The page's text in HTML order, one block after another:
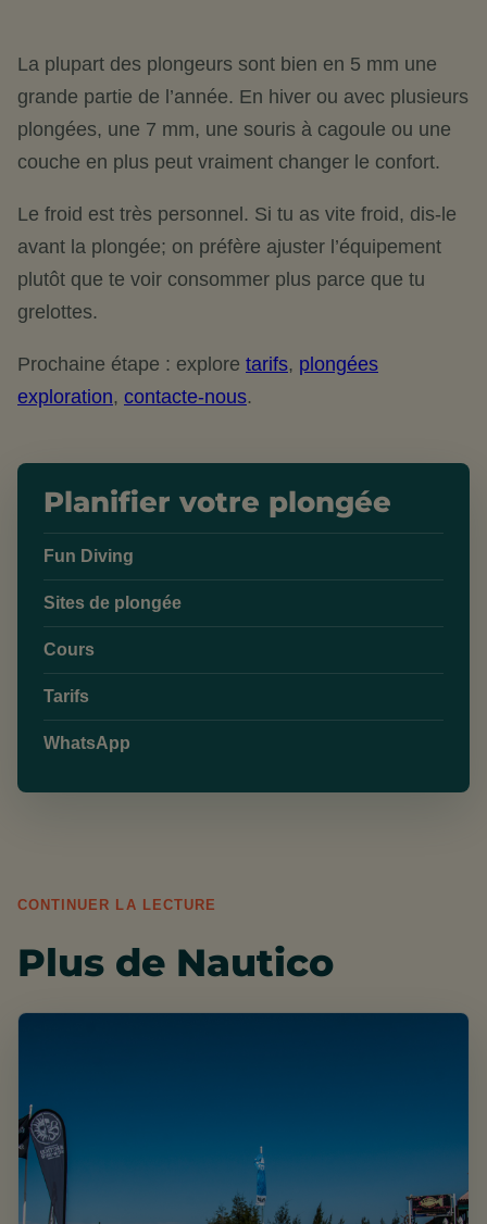
La plupart des plongeurs sont bien en 5 mm une
grande partie de l’année. En hiver ou avec plusieurs
plongées, une 7 mm, une souris à cagoule ou une
couche en plus peut vraiment changer le confort.
Le froid est très personnel. Si tu as vite froid, dis-le
avant la plongée; on préfère ajuster l’équipement
plutôt que te voir consommer plus parce que tu
grelottes.
Prochaine étape : explore tarifs, plongées
exploration, contacte-nous.
Planifier votre plongée
Fun Diving
Sites de plongée
Cours
Tarifs
WhatsApp
CONTINUER LA LECTURE
Plus de Nautico